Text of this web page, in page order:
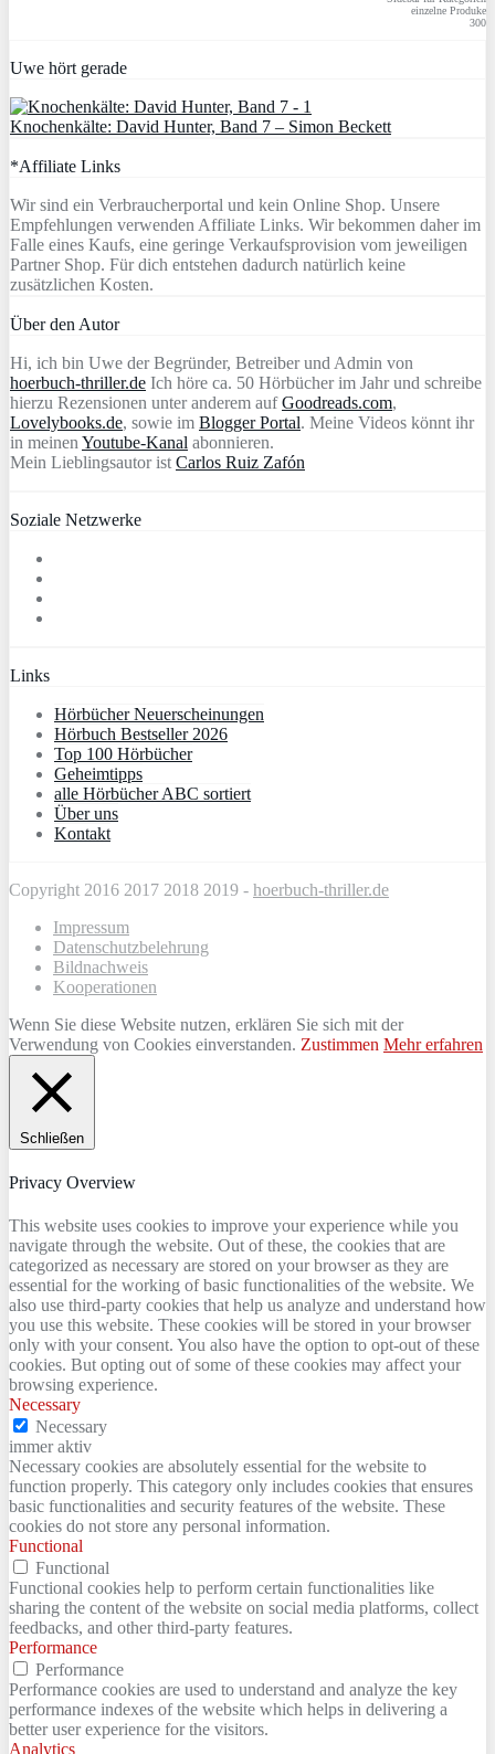
einzelne Produke
300
Uwe hört gerade
Knochenkälte: David Hunter, Band 7 – Simon Beckett
*Affiliate Links
Wir sind ein Verbraucherportal und kein Online Shop. Unsere
Empfehlungen verwenden Affiliate Links. Wir bekommen daher im
Falle eines Kaufs, eine geringe Verkaufsprovision vom jeweiligen
Partner Shop. Für dich entstehen dadurch natürlich keine
zusätzlichen Kosten.
Über den Autor
Hi, ich bin Uwe der Begründer, Betreiber und Admin von
hoerbuch-thriller.de Ich höre ca. 50 Hörbücher im Jahr und schreibe
hierzu Rezensionen unter anderem aufGoodreads.com,
Lovelybooks.de, sowie im Blogger Portal. Meine Videos könnt ihr
in meinen Youtube-Kanal abonnieren.
Mein Lieblingsautor ist Carlos Ruiz Zafón
Soziale Netzwerke
Links
Hörbücher Neuerscheinungen
Hörbuch Bestseller 2026
Top 100 Hörbücher
Geheimtipps
alle Hörbücher ABC sortiert
Über uns
Kontakt
Copyright 2016 2017 2018 2019 - hoerbuch-thriller.de
Impressum
Datenschutzbelehrung
Bildnachweis
Kooperationen
Wenn Sie diese Website nutzen, erklären Sie sich mit der
Verwendung von Cookies einverstanden. Zustimmen Mehr erfahren
Schließen
Privacy Overview
This website uses cookies to improve your experience while you
navigate through the website. Out of these, the cookies that are
categorized as necessary are stored on your browser as they are
essential for the working of basic functionalities of the website. We
also use third-party cookies that help us analyze and understand how
you use this website. These cookies will be stored in your browser
only with your consent. You also have the option to opt-out of these
cookies. But opting out of some of these cookies may affect your
browsing experience.
Necessary
Necessary
immer aktiv
Necessary cookies are absolutely essential for the website to
function properly. This category only includes cookies that ensures
basic functionalities and security features of the website. These
cookies do not store any personal information.
Functional
Functional
Functional cookies help to perform certain functionalities like
sharing the content of the website on social media platforms, collect
feedbacks, and other third-party features.
Performance
Performance
Performance cookies are used to understand and analyze the key
performance indexes of the website which helps in delivering a
better user experience for the visitors.
Analytics